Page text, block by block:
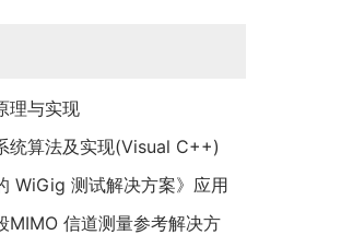
理与实现
统算法及实现(Visual C++)
WiGig 测试解决方案》应用
MIMO 信道测量参考解决方